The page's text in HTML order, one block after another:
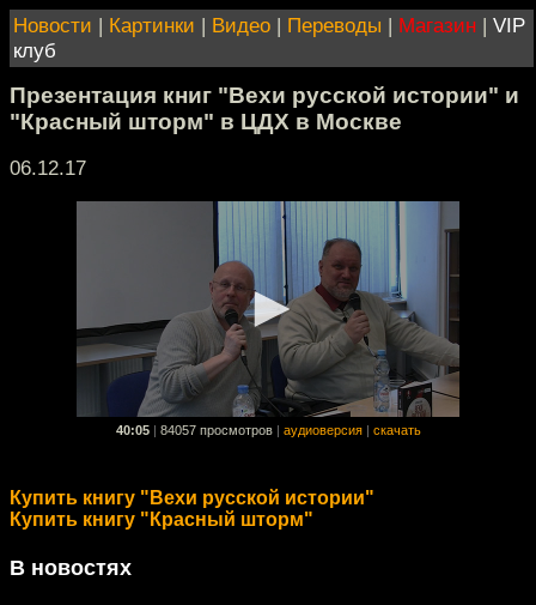
Новости | Картинки | Видео | Переводы | Магазин | VIP
клуб
Презентация книг "Вехи русской истории" и
"Красный шторм" в ЦДХ в Москве
06.12.17
40:05 84057 просмотров аудиоверсия скачать
Купить книгу "Вехи русской истории"
Купить книгу "Красный шторм"
В новостях